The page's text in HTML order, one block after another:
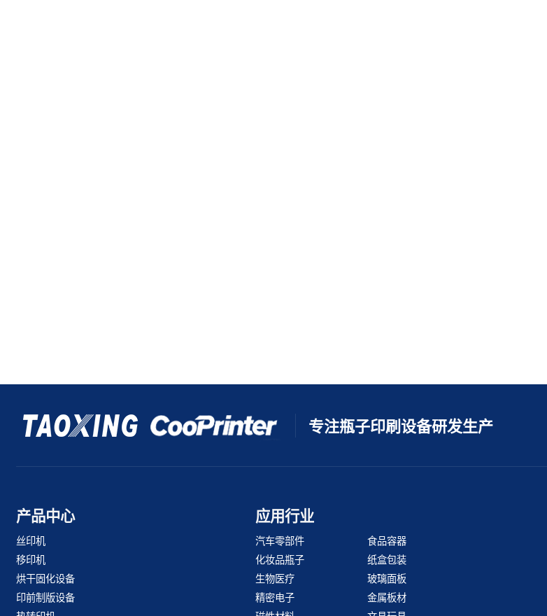
专注瓶子印刷设备研发生产
产品中心
丝印机
移印机
烘干固化设备
印前制版设备
应用行业
汽车零部件
食品容器
化妆品瓶子
纸盒包装
生物医疗
玻璃面板
精密电子
金属板材